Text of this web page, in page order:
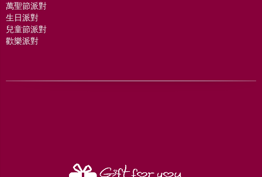
萬聖節派對
生日派對
兒童節派對
歡樂派對